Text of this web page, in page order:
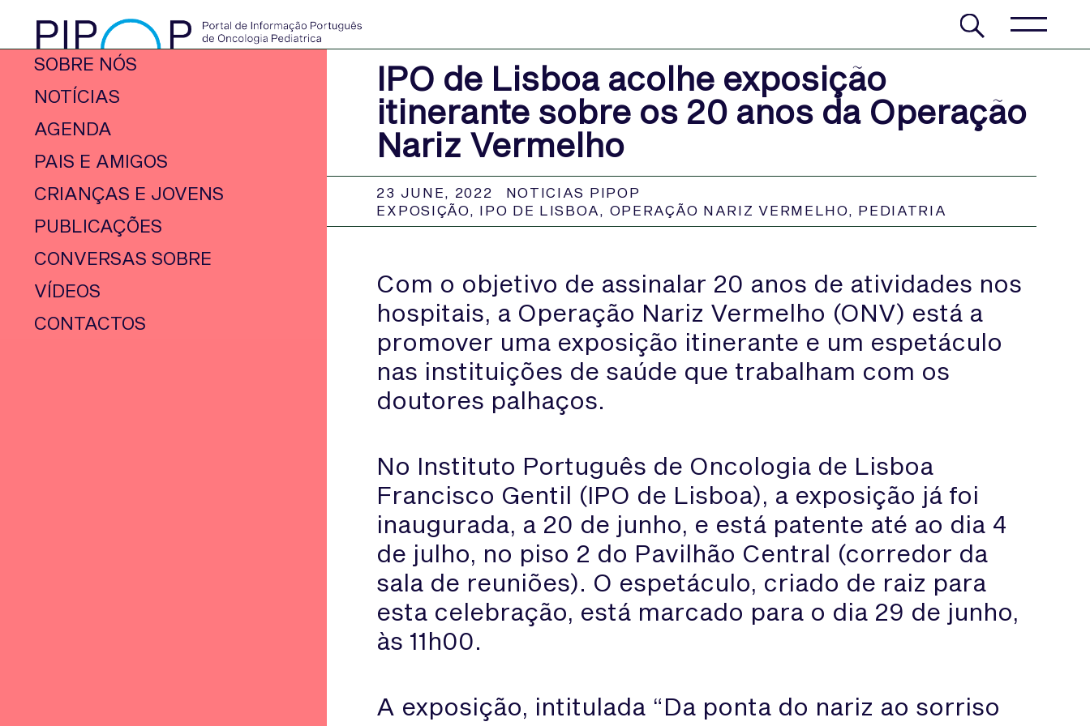
SOBRE NÓS
NOTÍCIAS
AGENDA
PAIS E AMIGOS
CRIANÇAS E JOVENS
PUBLICAÇÕES
CONVERSAS SOBRE
VÍDEOS
CONTACTOS
IPO de Lisboa acolhe exposição
itinerante sobre os 20 anos da Operação
Nariz Vermelho
23 JUNE, 2022
NOTICIAS PIPOP
EXPOSIÇÃO, IPO DE LISBOA, OPERAÇÃO NARIZ VERMELHO, PEDIATRIA
Com o objetivo de assinalar 20 anos de atividades nos
hospitais, a Operação Nariz Vermelho (ONV) está a
promover uma exposição itinerante e um espetáculo
nas instituições de saúde que trabalham com os
doutores palhaços.
No Instituto Português de Oncologia de Lisboa
Francisco Gentil (IPO de Lisboa), a exposição já foi
inaugurada, a 20 de junho, e está patente até ao dia 4
de julho, no piso 2 do Pavilhão Central (corredor da
sala de reuniões). O espetáculo, criado de raiz para
esta celebração, está marcado para o dia 29 de junho,
às 11h00.
A exposição, intitulada “Da ponta do nariz ao sorriso